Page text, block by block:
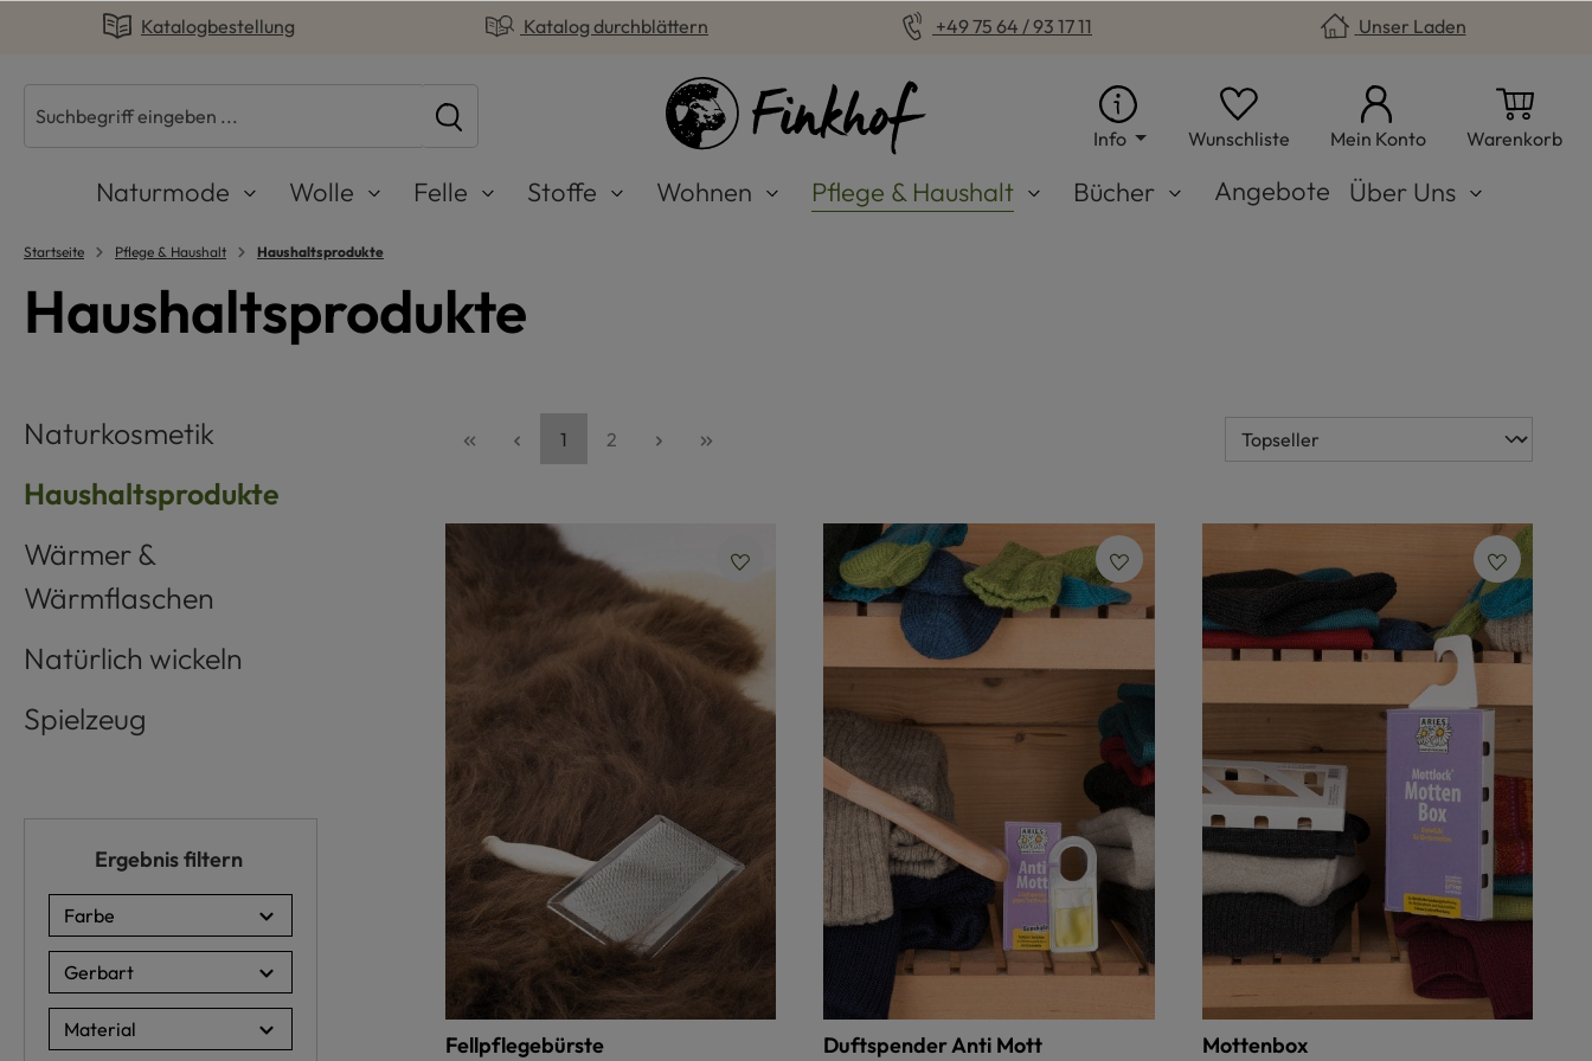
Zur Hauptnavigation springen
Katalogbestellung Katalog durchblättern +49 75 64 / 93 17 11 Unser Laden
Info Wunschliste Du hast 0 Produkte auf dem
Mein Konto Warenkorb
Naturmode Wolle Felle Stoffe Wohnen Pflege & Haushalt Bücher Angebote Über Uns
Startseite Pflege & Haushalt Haushaltsprodukte
Haushaltsprodukte
Naturkosmetik
Haushaltsprodukte
Wärmer &
Wärmflaschen
Natürlich wickeln
Spielzeug
Ergebnis filtern
Farbe
Gerbart
Material
Seite
1 Seite
2
Fellpflegebürste Duftspender Anti Mott Mottenbox